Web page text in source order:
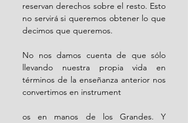
reservan derechos sobre el resto. Esto
no servirá si queremos obtener lo que
decimos que queremos.
No nos damos cuenta de que sólo
llevando nuestra propia vida en
términos de la enseñanza anterior nos
convertimos en instrument
os en manos de los Grandes. Y